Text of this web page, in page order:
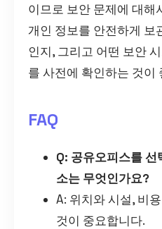
이므로 보안 문제에 대해
개인 정보를 안전하게 보
인지, 그리고 어떤 보안
를 사전에 확인하는 것이
FAQ
Q: 공유오피스를
소는 무엇인가요?
A: 위치와 시설, 비
것이 중요합니다.